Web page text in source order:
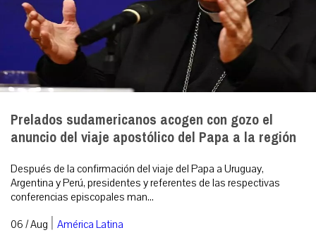
Prelados sudamericanos acogen con gozo el
anuncio del viaje apostólico del Papa a la región
Después de la confirmación del viaje del Papa a Uruguay,
Argentina y Perú, presidentes y referentes de las respectivas
conferencias episcopales man...
06 / Aug | América Latina